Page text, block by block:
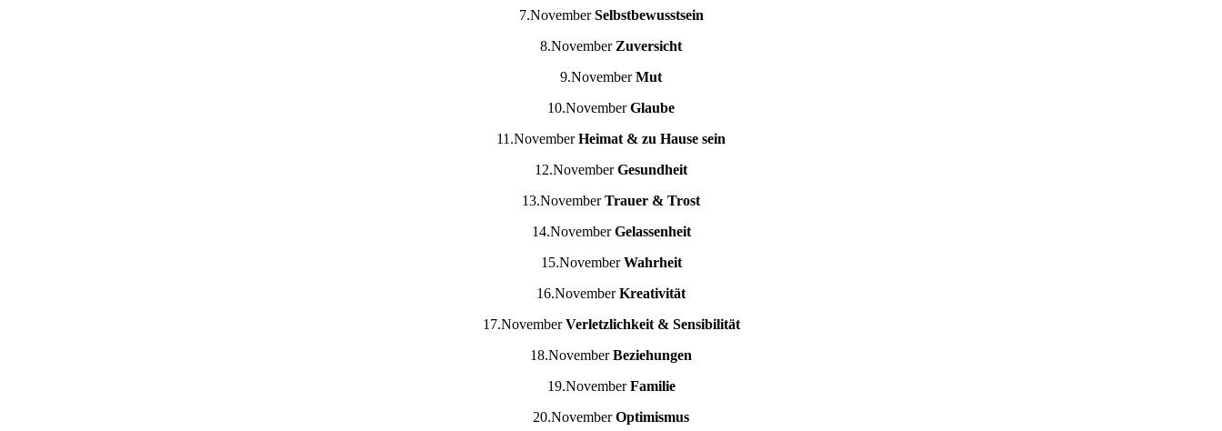
7.NovemberSelbstbewusstsein
8.November Zuversicht
9.NovemberMut
10.NovemberGlaube
11.NovemberHeimat & zu Hause sein
12.NovemberGesundheit
13.NovemberTrauer & Trost
14.NovemberGelassenheit
15.NovemberWahrheit
16.NovemberKreativität
17.NovemberVerletzlichkeit & Sensibilität
18.NovemberBeziehungen
19.NovemberFamilie
20.NovemberOptimismus